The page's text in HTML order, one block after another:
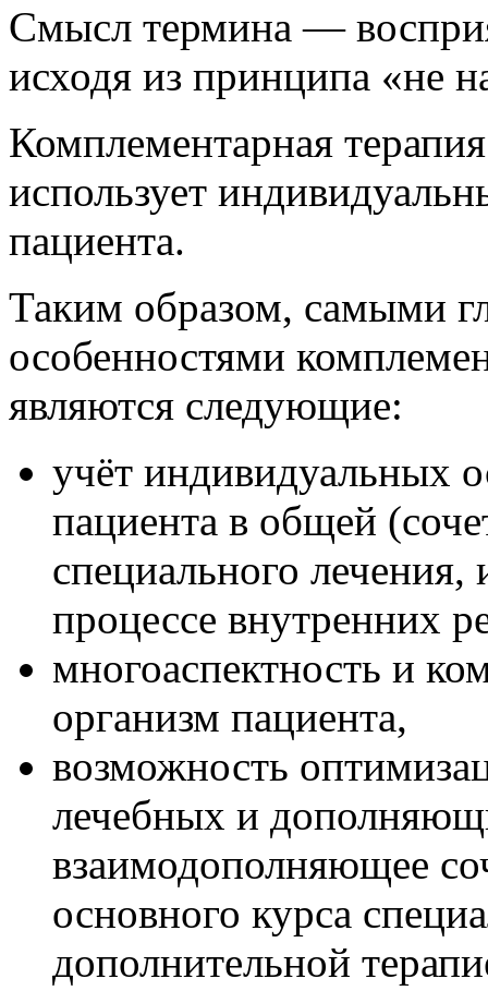
Смысл термина —
исходя из принципа «не
Комплементарная
использует
пациента.
Таким образом, самыми
особенностями
являются следующие:
учёт индивидуальных
пациента в общей
специального лечения,
процессе внутренних
многоаспектность и
организм пациента,
возможность
лечебных и
взаимодополняющее
основного курса
дополнительной